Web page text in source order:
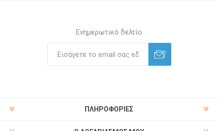
Ενημερωτικό δελτίο
ΠΛΗΡΟΦΟΡΊΕΣ